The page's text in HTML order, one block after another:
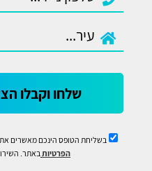
שלחו וקבלו
בשליחת הטופס הינכם מאשרים את
הפרטיותבאתר.